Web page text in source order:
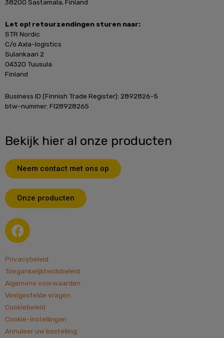
38200 Sastamala, Finland
Let op! retourzendingen sturen naar:
STR Nordic
C/o Axla-logistics
Sulankaari 2
04320 Tuusula
Finland
Business ID (Finnish Trade Register): 2892826-5
btw-nummer: FI28928265
Bekijk hier al onze producten
Neem contact met ons op
Onze producten
F
a
e
b
o
o
k
Privacybeleid
Toegankelijkheidsbeleid
Algemene voorwaarden
Veelgestelde vragen
Cookiebeleid
Cookie-instellingen
Annuleer uw bestelling